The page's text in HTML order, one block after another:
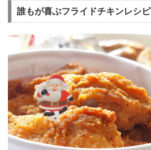
誰もが喜ぶフライドチキンレシピ